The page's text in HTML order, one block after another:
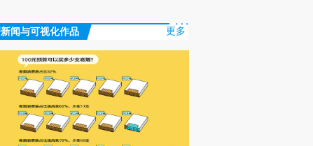
闻与可视化作品 更多